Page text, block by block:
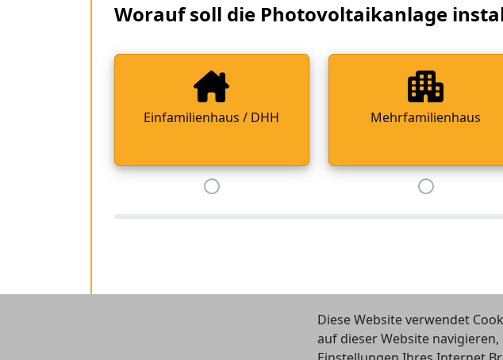
Worauf soll die Photovoltaikanlage
Einfamilienhaus / DHH Mehrfamilienhaus
Diese Website verwendet
auf dieser Website